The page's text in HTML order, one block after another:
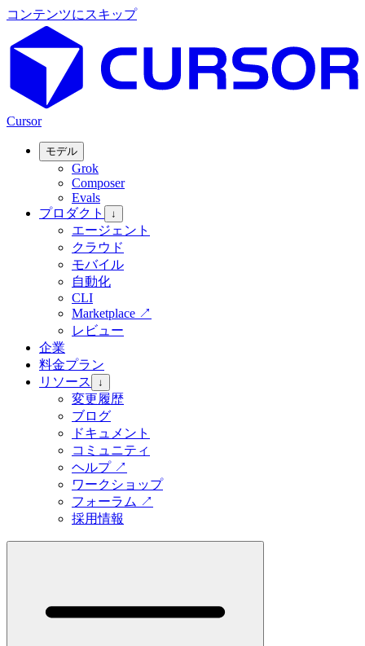
コンテンツにスキップ
Cursor
モデル
Grok
Composer
Evals
プロダクト
↓
エージェント
クラウド
モバイル
自動化
CLI
Marketplace ↗
レビュー
企業
料金プラン
リソース
↓
変更履歴
ブログ
ドキュメント
コミュニティ
ヘルプ↗
ワークショップ
フォーラム ↗
採用情報